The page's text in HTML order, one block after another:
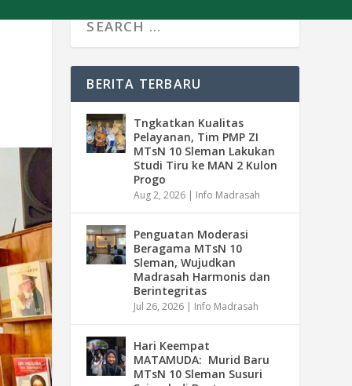
BERITA TERBARU
Tngkatkan Kualitas
Pelayanan, Tim PMP ZI
MTsN 10 Sleman Lakukan
Studi Tiru ke MAN 2 Kulon
Progo
Aug 2, 2026 | Info Madrasah
Penguatan Moderasi
Beragama MTsN 10
Sleman, Wujudkan
Madrasah Harmonis dan
Berintegritas
Jul 26, 2026 | Info Madrasah
Hari Keempat
MATAMUDA: Murid Baru
MTsN 10 Sleman Susuri